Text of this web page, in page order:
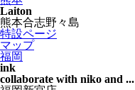
Laiton
熊本合志野々島
特設ページ
マップ
福岡
ink
collaborate with niko and ...